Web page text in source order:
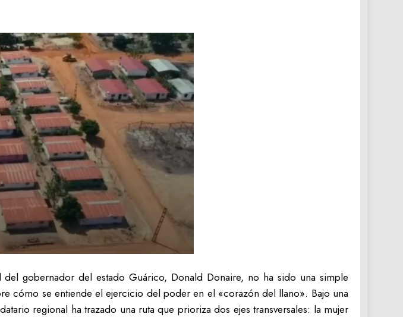
del gobernador del estado Guárico, Donald Donaire, no ha sido una simple
cómo se entiende el ejercicio del poder en el «corazón del llano». Bajo una
regional ha trazado una ruta que prioriza dos ejes transversales: la mujer